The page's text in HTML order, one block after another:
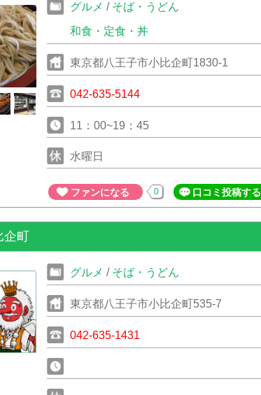
グルメ / そば・うどん
和食・定食・丼
東京都八王子市小比企町1830-1
042-635-5144
11：00~19：45
水曜日
ファンになる 0 口コミ投稿する
町
グルメ / そば・うどん
東京都八王子市小比企町535-7
042-635-1431